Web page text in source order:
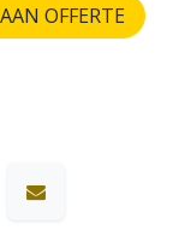
OFFERTE